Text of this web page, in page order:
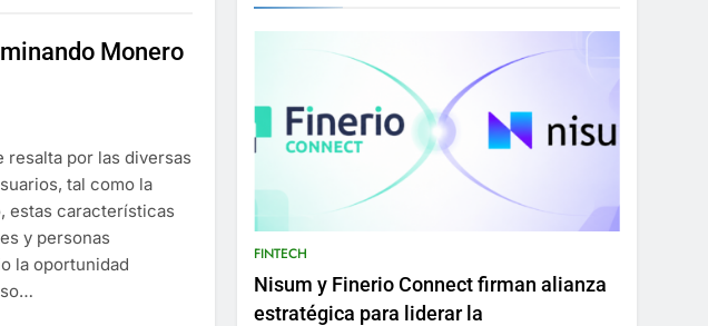
Monero
por las diversas
tal como la
estas características
y personas
la oportunidad
FINTECH
Nisum y Finerio Connect firman alianza
estratégica para liderar la